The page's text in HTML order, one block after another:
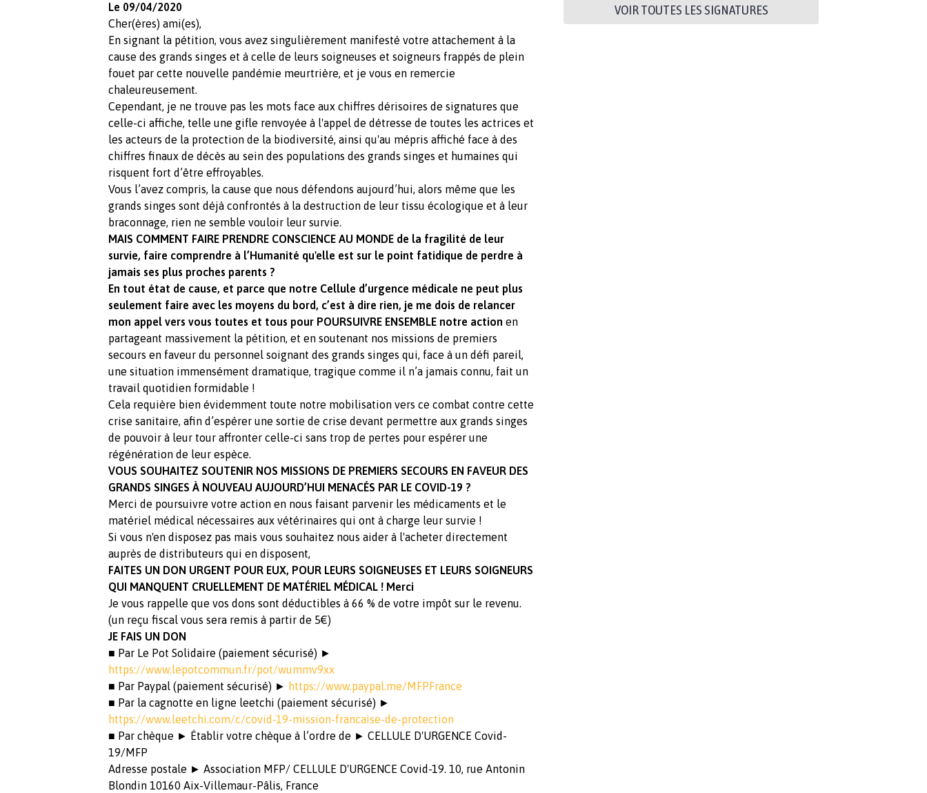
Le 09/04/2020
Cher(ères) ami(es),
En signant la pétition, vous avez singulièrement manifesté votre attachement à la
cause des grands singes et à celle de leurs soigneuses et soigneurs frappés de plein
fouet par cette nouvelle pandémie meurtrière, et je vous en remercie
chaleureusement.
Cependant, je ne trouve pas les mots face aux chiffres dérisoires de signatures que
celle-ci affiche, telle une gifle renvoyée à l'appel de détresse de toutes les actrices et
les acteurs de la protection de la biodiversité, ainsi qu'au mépris affiché face à des
chiffres finaux de décès au sein des populations des grands singes et humaines qui
risquent fort d’être effroyables.
Vous l’avez compris, la cause que nous défendons aujourd’hui, alors même que les
grands singes sont déjà confrontés à la destruction de leur tissu écologique et à leur
braconnage, rien ne semble vouloir leur survie.
MAIS COMMENT FAIRE PRENDRE CONSCIENCE AU MONDE de la fragilité de leur
survie, faire comprendre à l’Humanité qu'elle est sur le point fatidique de perdre à
jamais ses plus proches parents ?
En tout état de cause, et parce que notre Cellule d’urgence médicale ne peut plus
seulement faire avec les moyens du bord, c’est à dire rien, je me dois de relancer
mon appel vers vous toutes et tous pour POURSUIVRE ENSEMBLE notre action en
partageant massivement la pétition, et en soutenant nos missions de premiers
secours en faveur du personnel soignant des grands singes qui, face à un défi pareil,
une situation immensément dramatique, tragique comme il n’a jamais connu, fait un
travail quotidien formidable !
Cela requière bien évidemment toute notre mobilisation vers ce combat contre cette
crise sanitaire, afin d’espérer une sortie de crise devant permettre aux grands singes
de pouvoir à leur tour affronter celle-ci sans trop de pertes pour espérer une
régénération de leur espèce.
VOUS SOUHAITEZ SOUTENIR NOS MISSIONS DE PREMIERS SECOURS EN FAVEUR DES
GRANDS SINGES À NOUVEAU AUJOURD’HUI MENACÉS PAR LE COVID-19 ?
Merci de poursuivre votre action en nous faisant parvenir les médicaments et le
matériel médical nécessaires aux vétérinaires qui ont à charge leur survie !
Si vous n'en disposez pas mais vous souhaitez nous aider à l'acheter directement
auprès de distributeurs qui en disposent,
FAITES UN DON URGENT POUR EUX, POUR LEURS SOIGNEUSES ET LEURS SOIGNEURS
QUI MANQUENT CRUELLEMENT DE MATÉRIEL MÉDICAL ! Merci
Je vous rappelle que vos dons sont déductibles à 66 % de votre impôt sur le revenu.
(un reçu fiscal vous sera remis à partir de 5€)
JE FAIS UN DON
■ Par Le Pot Solidaire (paiement sécurisé) ►
https://www.lepotcommun.fr/pot/wummv9xx
■ Par Paypal (paiement sécurisé) ► https://www.paypal.me/MFPFrance
■ Par la cagnotte en ligne leetchi (paiement sécurisé) ►
https://www.leetchi.com/c/covid-19-mission-francaise-de-protection
■ Par chèque ► Établir votre chèque à l’ordre de ► CELLULE D'URGENCE Covid-
19/MFP
Adresse postale ► Association MFP/ CELLULE D'URGENCE Covid-19. 10, rue Antonin
Blondin 10160 Aix-Villemaur-Pâlis, France
VOIR TOUTES LES SIGNATURES